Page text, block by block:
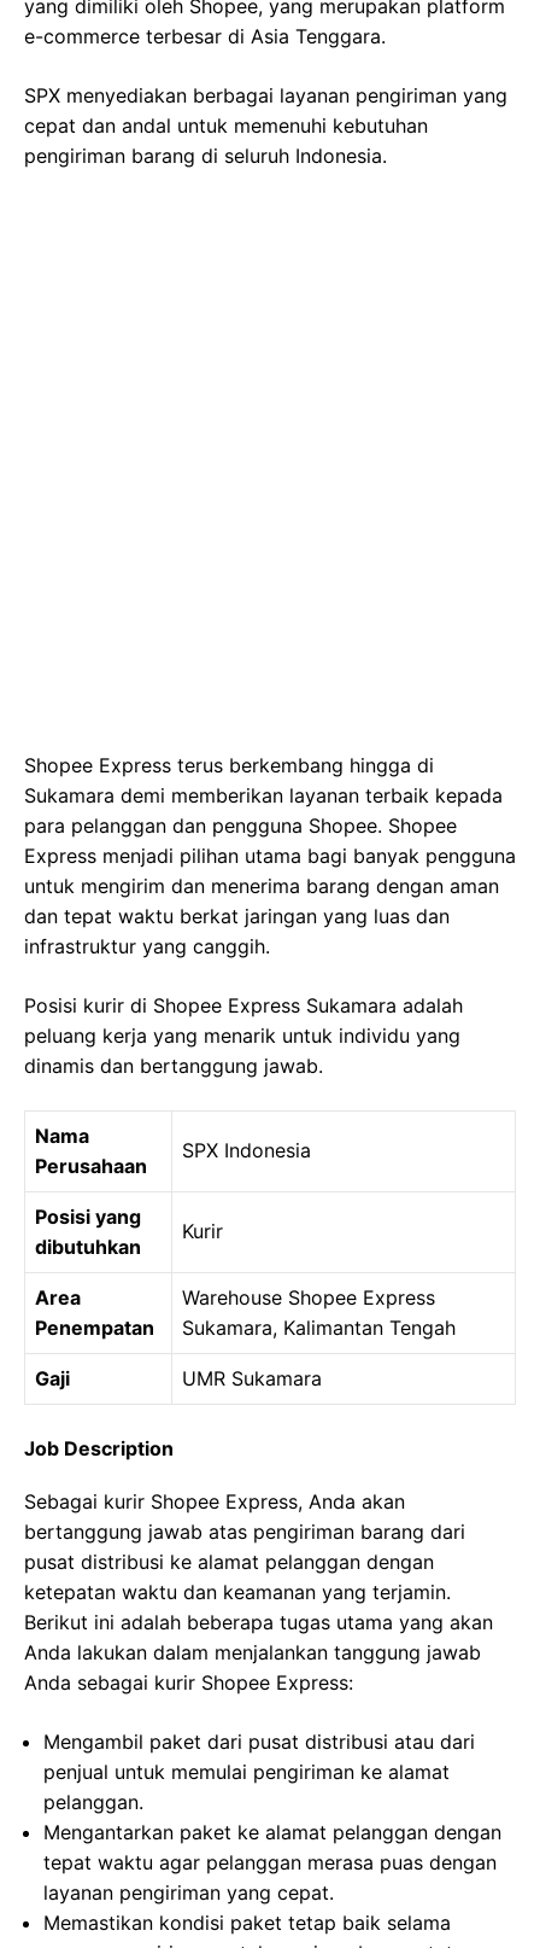
yang dimiliki oleh Shopee, yang merupakan platform
e-commerce terbesar di Asia Tenggara.
SPX menyediakan berbagai layanan pengiriman yang
cepat dan andal untuk memenuhi kebutuhan
pengiriman barang di seluruh Indonesia.
Shopee Express terus berkembang hingga di
Sukamara demi memberikan layanan terbaik kepada
para pelanggan dan pengguna Shopee. Shopee
Express menjadi pilihan utama bagi banyak pengguna
untuk mengirim dan menerima barang dengan aman
dan tepat waktu berkat jaringan yang luas dan
infrastruktur yang canggih.
Posisi kurir di Shopee Express Sukamara adalah
peluang kerja yang menarik untuk individu yang
dinamis dan bertanggung jawab.
Nama
Perusahaan
SPX Indonesia
Posisi yang
dibutuhkan
Kurir
Area
Penempatan
Warehouse Shopee Express
Sukamara, Kalimantan Tengah
Gaji UMR Sukamara
Job Description
Sebagai kurir Shopee Express, Anda akan
bertanggung jawab atas pengiriman barang dari
pusat distribusi ke alamat pelanggan dengan
ketepatan waktu dan keamanan yang terjamin.
Berikut ini adalah beberapa tugas utama yang akan
Anda lakukan dalam menjalankan tanggung jawab
Anda sebagai kurir Shopee Express:
Mengambil paket dari pusat distribusi atau dari
penjual untuk memulai pengiriman ke alamat
pelanggan.
Mengantarkan paket ke alamat pelanggan dengan
tepat waktu agar pelanggan merasa puas dengan
layanan pengiriman yang cepat.
Memastikan kondisi paket tetap baik selama